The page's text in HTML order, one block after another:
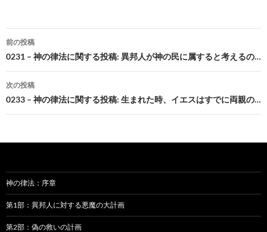
投
稿
ナ
ビ
ゲ
ー
ョ
ン
前の投稿
0231 – 神の律法に関する投稿: 異邦人が神の民に属すると考えるの…
次の投稿
0233 – 神の律法に関する投稿: 生まれた時、イエスはすでに両親の…
神の律法：序章
第1部：異邦人に対する悪魔の大計画
第2部：偽の救いの計画